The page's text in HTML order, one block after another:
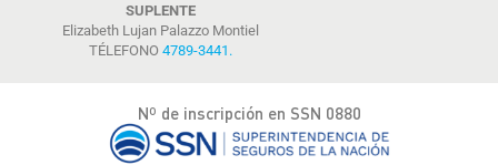
SUPLENTE
Elizabeth Lujan Palazzo Montiel
TÉLEFONO 4789-3441 .
Nº de inscripción en SSN 0880